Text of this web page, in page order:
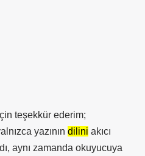
teşekkür ederim;
yazının dilini akıcı
aynı zamanda okuyucuya